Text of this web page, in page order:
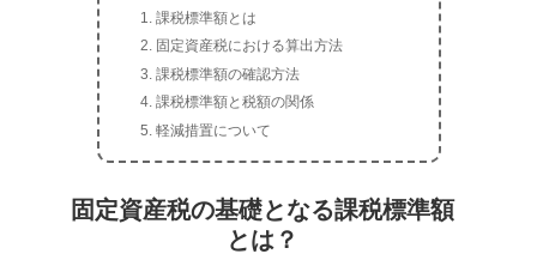
課税標準額とは
固定資産税における算出方法
課税標準額の確認方法
課税標準額と税額の関係
軽減措置について
固定資産税の基礎となる課税標準額
とは？